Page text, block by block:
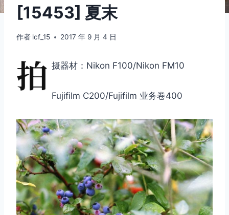
[15453] 夏末
作者 lcf_15 2017 年 9 月 4 日
拍 摄器材：Nikon F100/Nikon FM10
Fujifilm C200/Fujifilm 业务卷400